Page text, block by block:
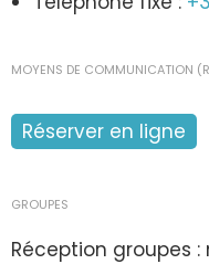
MOYENS DE COMMUNICATION
Réserver en ligne
GROUPES
Réception groupes :